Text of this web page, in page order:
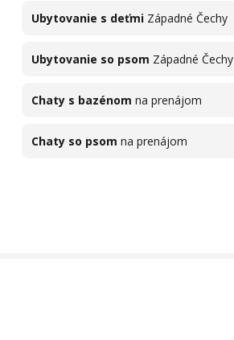
Ubytovanie s deťmi Západné Čechy
Ubytovanie so psom Západné Čechy
Chaty s bazénom na prenájom
Chaty so psom na prenájom